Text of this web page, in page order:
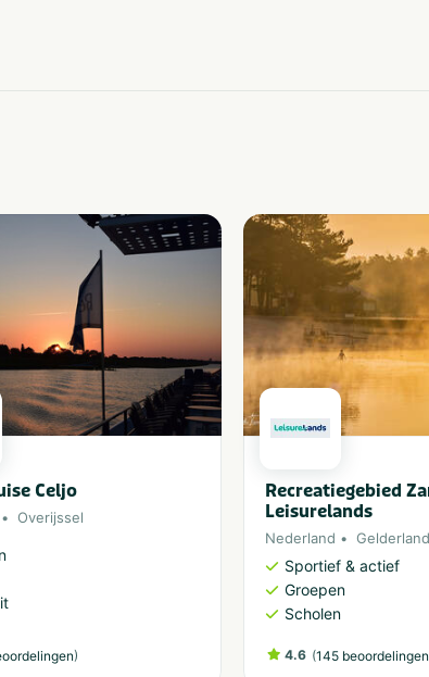
Celjo
Overijssel
)
Recreatiegebied
Leisurelands
Nederland Gelderland
Sportief & actief
Groepen
Scholen
4.6 (145 beoordelingen